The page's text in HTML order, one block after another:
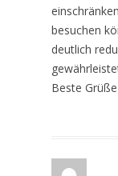
besuchen
deutlich
Beste